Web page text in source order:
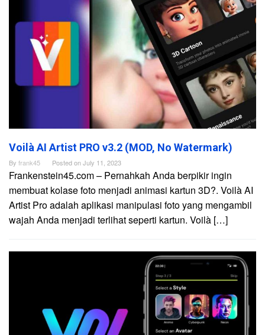
Voilà AI Artist PRO v3.2 (MOD, No Watermark)
By frank45 Posted onJuly 11, 2023
Frankenstein45.com – Pernahkah Anda berpikir ingin
membuat kolase foto menjadi animasi kartun 3D?. Voilà AI
Artist Pro adalah aplikasi manipulasi foto yang mengambil
wajah Anda menjadi terlihat seperti kartun. Voilà […]